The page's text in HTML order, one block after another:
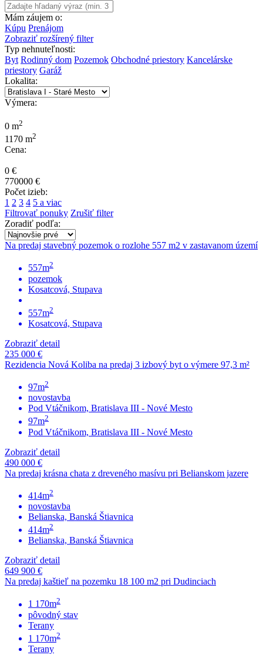
Mám záujem o:
Kúpu Prenájom
Zobraziť rozšírený filter
Typ nehnuteľnosti:
Byt Rodinný dom Pozemok Obchodné priestory Kancelárske
priestory Garáž
Lokalita:
Výmera:
0 m2
1170 m2
Cena:
0 €
770000 €
Počet izieb:
1 2 3 4 5 a viac
Filtrovať ponuky Zrušiť filter
Zoradiť podľa:
Na predaj stavebný pozemok o rozlohe 557 m2 v zastavanom území
557m2
pozemok
Kosatcová, Stupava
557m2
Kosatcová, Stupava
Zobraziť detail
235 000 €
Rezidencia Nová Koliba na predaj 3 izbový byt o výmere 97,3 m²
97m2
novostavba
Pod Vtáčnikom, Bratislava III - Nové Mesto
97m2
Pod Vtáčnikom, Bratislava III - Nové Mesto
Zobraziť detail
490 000 €
Na predaj krásna chata z dreveného masívu pri Belianskom jazere
414m2
novostavba
Belianska, Banská Štiavnica
414m2
Belianska, Banská Štiavnica
Zobraziť detail
649 900 €
Na predaj kaštieľ na pozemku 18 100 m2 pri Dudinciach
1 170m2
pôvodný stav
Terany
1 170m2
Terany